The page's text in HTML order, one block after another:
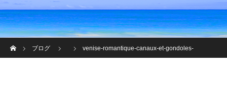
ブログ
venise-romantique-canaux-et-gondoles-